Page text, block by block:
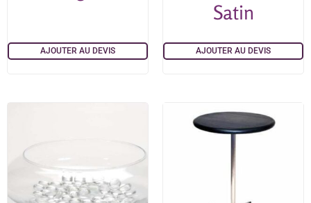
AJOUTER AU DEVIS
Satin
AJOUTER AU DEVIS